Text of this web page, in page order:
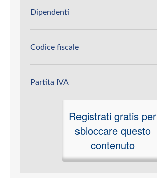
Dipendenti
Codice fiscale
Partita IVA
Registrati gratis per
sbloccare questo
contenuto